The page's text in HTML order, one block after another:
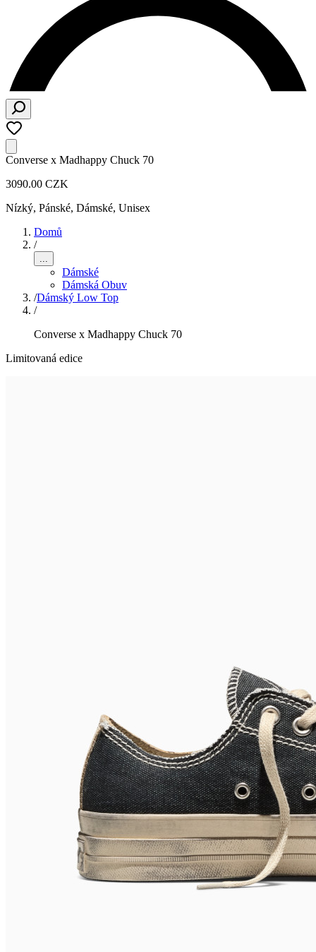
Converse x Madhappy Chuck 70
3090.00 CZK
Nízký, Pánské, Dámské, Unisex
Domů
/
...
Dámské
Dámská Obuv
/Dámský Low Top
/
Converse x Madhappy Chuck 70
Limitovaná edice